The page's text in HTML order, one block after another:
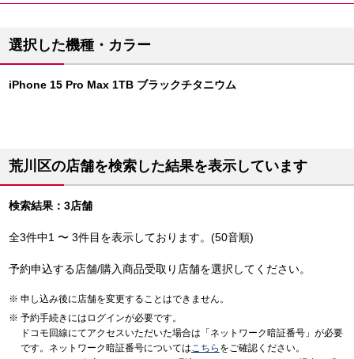
選択した機種・カラー
iPhone 15 Pro Max 1TB ブラックチタニウム
荒川区の店舗を検索した結果を表示しています
検索結果：3店舗
全3件中1 〜 3件目を表示しております。(50音順)
予約申込する店舗/購入商品受取り店舗を選択してください。
申し込み後に店舗を変更することはできません。
予約手続きにはログインが必要です。
ドコモ回線にてアクセスいただいた場合は「ネットワーク暗証番号」が必要
です。ネットワーク暗証番号についてはこちら をご確認ください。